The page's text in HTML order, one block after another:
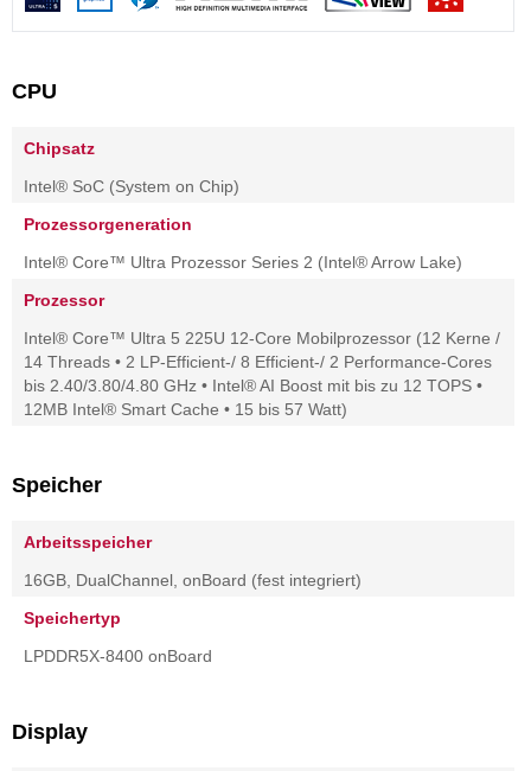
CPU
Chipsatz
Intel® SoC (System on Chip)
Prozessorgeneration
Intel® Core™ Ultra Prozessor Series 2 (Intel® Arrow Lake)
Prozessor
Intel® Core™ Ultra 5 225U 12-Core Mobilprozessor (12 Kerne /
14 Threads • 2 LP-Efficient-/ 8 Efficient-/ 2 Performance-Cores
bis 2.40/3.80/4.80 GHz • Intel® AI Boost mit bis zu 12 TOPS •
12MB Intel® Smart Cache • 15 bis 57 Watt)
Speicher
Arbeitsspeicher
16GB, DualChannel, onBoard (fest integriert)
Speichertyp
LPDDR5X-8400 onBoard
Display